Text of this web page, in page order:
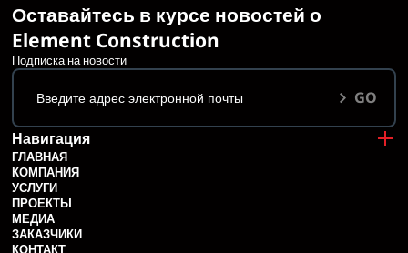
Оставайтесь в курсе новостей о
Element Construction
Подписка на новости
GO
Навигация
ГЛАВНАЯ
КОМПАНИЯ
УСЛУГИ
ПРОЕКТЫ
МЕДИА
ЗАКАЗЧИКИ
КОНТАКТ